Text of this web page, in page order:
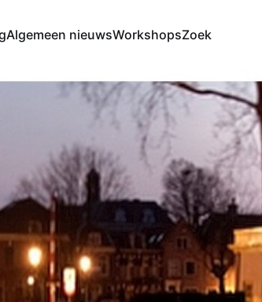
Algemeen nieuwsWorkshopsZoek